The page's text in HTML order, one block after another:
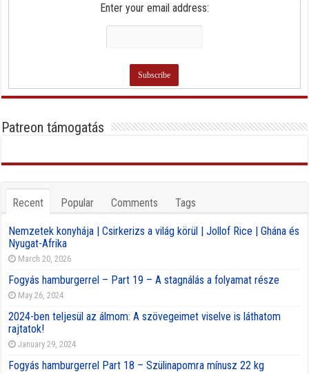
Enter your email address:
Patreon támogatás
Recent Popular Comments Tags
Nemzetek konyhája | Csirkerizs a világ körül | Jollof Rice | Ghána és
Nyugat-Afrika
March 20, 2026
Fogyás hamburgerrel – Part 19 – A stagnálás a folyamat része
May 26, 2024
2024-ben teljesül az álmom: A szövegeimet viselve is láthatom
rajtatok!
January 29, 2024
Fogyás hamburgerrel Part 18 – Szülinapomra mínusz 22 kg